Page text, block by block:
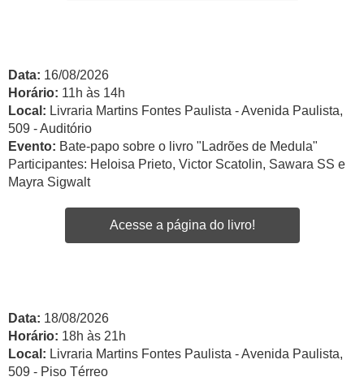
Data: 16/08/2026
Horário: 11h às 14h
Local: Livraria Martins Fontes Paulista - Avenida Paulista,
509 - Auditório
Evento: Bate-papo sobre o livro "Ladrões de Medula"
Participantes: Heloisa Prieto, Victor Scatolin, Sawara SS e
Mayra Sigwalt
Acesse a página do livro!
Data: 18/08/2026
Horário: 18h às 21h
Local: Livraria Martins Fontes Paulista - Avenida Paulista,
509 - Piso Térreo